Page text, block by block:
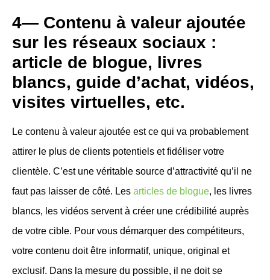
4— Contenu à valeur ajoutée
sur les réseaux sociaux :
article de blogue, livres
blancs, guide d’achat, vidéos,
visites virtuelles, etc.
Le contenu à valeur ajoutée est ce qui va probablement
attirer le plus de clients potentiels et fidéliser votre
clientèle. C’est une véritable source d’attractivité qu’il ne
faut pas laisser de côté. Les articles de blogue, les livres
blancs, les vidéos servent à créer une crédibilité auprès
de votre cible. Pour vous démarquer des compétiteurs,
votre contenu doit être informatif, unique, original et
exclusif. Dans la mesure du possible, il ne doit se